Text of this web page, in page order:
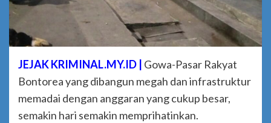
JEJAK KRIMINAL.MY.ID | Gowa-Pasar Rakyat
Bontorea yang dibangun megah dan infrastruktur
memadai dengan anggaran yang cukup besar,
semakin hari semakin memprihatinkan.